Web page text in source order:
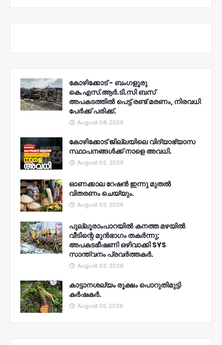
കോഴിക്കോട് - ബംഗളൂരു
കെ.എസ്.ആർ.ടി.സി ബസ്
അപകടത്തിൽ പെട്ട് രണ്ട് മരണം, നിരവധി
പേർക്ക് പരിക്ക്.
August 08, 2026
കോഴിക്കോട് ജില്ലയിലെ വിദ്യാഭ്യാസ
സ്ഥാപനങ്ങൾക്ക് നാളെ അവധി.
August 03, 2026
ഓണക്കാല റേഷൻ ഇന്നു മുതല്‍
വിതരണം ചെയ്യും.
August 03, 2026
പുല്ലൂരാംപാറയിൽ കനത്ത മഴയിൽ
വീടിന്റെ മുൻഭാഗം തകർന്നു;
അപകടഭീഷണി ഒഴിവാക്കി SYS
സാന്ത്വനം പ്രവർത്തകർ.
August 03, 2026
കാട്ടാനശല്യം രൂക്ഷം പൊറുതിമുട്ടി
കർഷകർ.
August 05, 2026